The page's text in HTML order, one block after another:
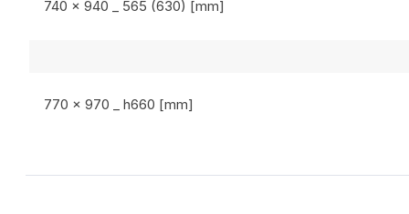
740 x 940 _ 565 (630) [mm]
770 x 970 _ h660 [mm]